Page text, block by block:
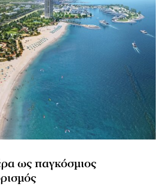
ως παγκόσμιος